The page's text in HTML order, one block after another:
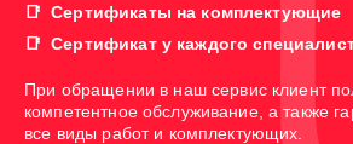
Сертификаты на комплектующие
Сертификат у каждого
При обращении в наш сервис клиент
компетентное обслуживание, а также
все виды работ и комплектующих.